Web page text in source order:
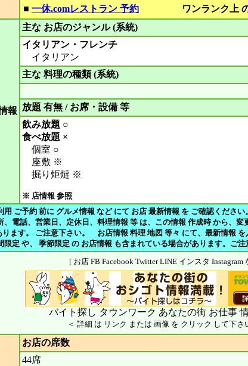
■ 一休.comレストラン 予約 ワンランク上
報
主な お店のジャンル (系統)
イタリアン・フレンチ
イタリアン
主な 料理の種類 (系統)
放題 有無 / お席・設備 等
飲み放題 ○
食べ放題 ×
個室 ○
座敷 ※
掘り炬燵 ※
※ 店情報 参照
用 ご予約 前に グルメ情報 など にて お店 最新情報 を ご確認ください。
、電話、営業日、定休日、料理情報 等 は、この情報 作成時 から、変
す。 ご注意下さい。 お店情報 料理 地図 等々 にて、最新情報 を
限定 や、 季節限定 の お店情報 も含まれている場合があります。ご注
[ お店 FB Facebook Twitter LINE インスタ
バイト探し タウンワーク あなたの街 お仕事
＜ 詳細 は リンク または 画像 を クリック して下さ
お店の席数
44席